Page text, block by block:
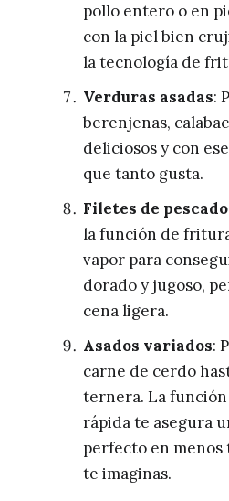
pollo entero o en
con la piel bien
la tecnología de
Verduras asadas:
berenjenas,
deliciosos y con
que tanto gusta.
Filetes de pescado
la función de
vapor para
dorado y jugoso,
cena ligera.
Asados variados:
carne de cerdo
ternera. La
rápida te asegura
perfecto en menos
te imaginas.